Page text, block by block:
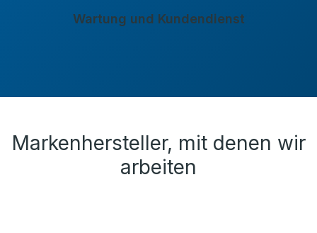
Wartung und Kundendienst
Markenhersteller, mit denen wir
arbeiten